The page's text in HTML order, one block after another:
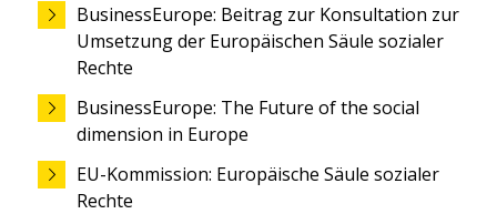
BusinessEurope: Beitrag zur Konsultation zur
Umsetzung der Europäischen Säule sozialer
Rechte
BusinessEurope: The Future of the social
dimension in Europe
EU-Kommission: Europäische Säule sozialer
Rechte